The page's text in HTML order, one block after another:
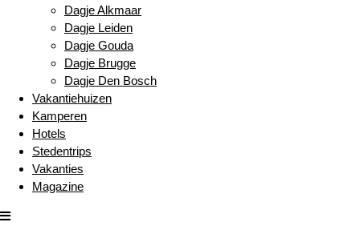
Dagje Alkmaar
Dagje Leiden
Dagje Gouda
Dagje Brugge
Dagje Den Bosch
Vakantiehuizen
Kamperen
Hotels
Stedentrips
Vakanties
Magazine